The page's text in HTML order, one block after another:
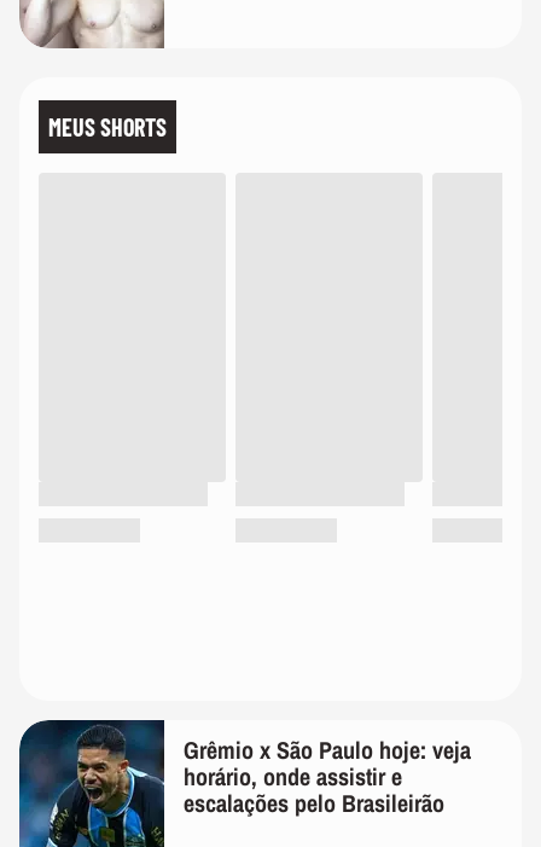
MEUS SHORTS
Grêmio x São Paulo hoje: veja
horário, onde assistir e
escalações pelo Brasileirão